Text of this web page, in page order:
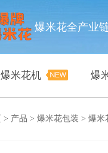
爆米花全产业
爆米花机 爆
> 产品 > 爆米花包装 > 爆米